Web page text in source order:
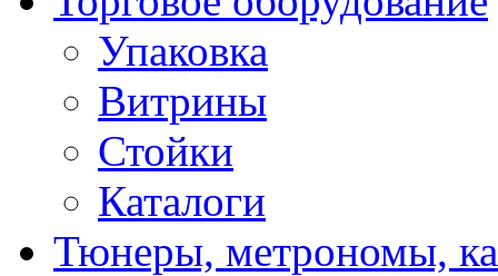
Упаковка
Витрины
Стойки
Каталоги
Тюнеры, метрономы,